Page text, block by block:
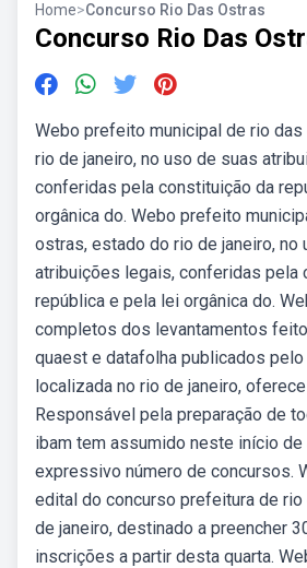
Home>Concurso Rio Das Ostras
Concurso Rio Das
Webo prefeito municipal de rio
rio de janeiro, no uso de suas
conferidas pela constituição da
orgânica do. Webo prefeito
ostras, estado do rio de janeiro, no
atribuições legais, conferidas pela
república e pela lei orgânica do.
completos dos levantamentos
quaest e datafolha publicados
localizada no rio de janeiro,
Responsável pela preparação de
ibam tem assumido neste início de
expressivo número de concursos.
edital do concurso prefeitura de
de janeiro, destinado a preencher
inscrições a partir desta quarta.